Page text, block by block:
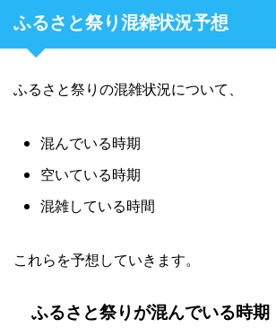
ふるさと祭り混雑状況予想
ふるさと祭りの混雑状況について、
混んでいる時期
空いている時期
混雑している時間
これらを予想していきます。
ふるさと祭りが混んでいる時期